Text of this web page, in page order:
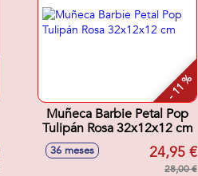
- 11 %
Muñeca Barbie Petal Pop
Tulipán Rosa 32x12x12 cm
36 meses 24,95 €
28,00 €